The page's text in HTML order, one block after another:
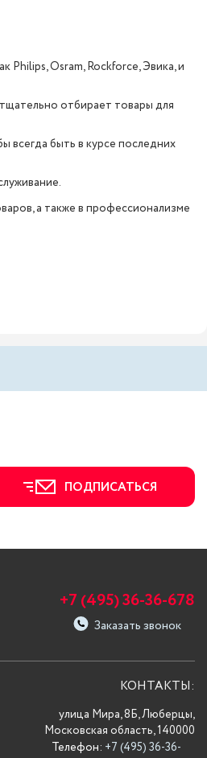
Osram, Rockforce, Эвика, и
отбирает товары для
всегда быть в курсе последних
а также в профессионализме
ПОДПИСАТЬСЯ
+7 (495) 36-36-678
Заказать звонок
КОНТАКТЫ:
улица Мира, 8Б, Люберцы,
Московская область, 140000
Телефон: +7 (495) 36-36-